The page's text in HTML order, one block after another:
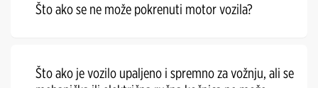
Što ako se ne može pokrenuti motor vozila?
Što ako je vozilo upaljeno i spremno za vožnju, ali se